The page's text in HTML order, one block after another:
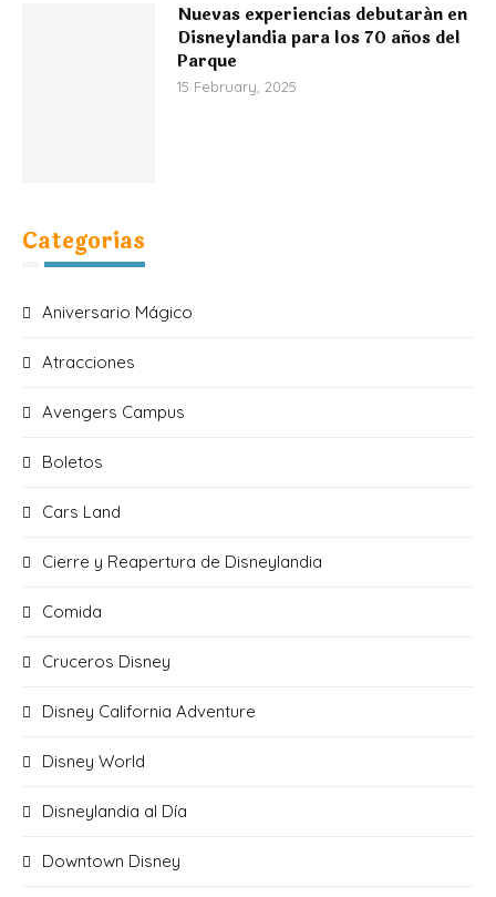
Nuevas experiencias debutarán en
Disneylandia para los 70 años del
Parque
15 February, 2025
Categorias
Aniversario Mágico
Atracciones
Avengers Campus
Boletos
Cars Land
Cierre y Reapertura de Disneylandia
Comida
Cruceros Disney
Disney California Adventure
Disney World
Disneylandia al Día
Downtown Disney